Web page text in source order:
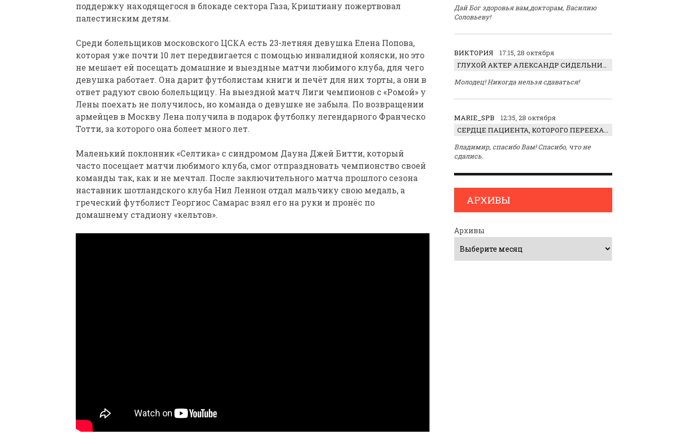
поддержку находящегося в блокаде сектора Газа, Криштиану пожертвовал
палестинским детям.
Среди болельщиков московского ЦСКА есть 23-летняя девушка Елена Попова,
которая уже почти 10 лет передвигается с помощью инвалидной коляски, но это
не мешает ей посещать домашние и выездные матчи любимого клуба, для чего
девушка работает. Она дарит футболистам книги и печёт для них торты, а они в
ответ радуют свою болельщицу. На выездной матч Лиги чемпионов с «Ромой» у
Лены поехать не получилось, но команда о девушке не забыла. По возвращении
армейцев в Москву Лена получила в подарок футболку легендарного Франческо
Тотти, за которого она болеет много лет.
Маленький поклонник «Селтика» с синдромом Дауна Джей Битти, который
часто посещает матчи любимого клуба, смог отпраздновать чемпионство своей
команды так, как и не мечтал. После заключительного матча прошлого сезона
наставник шотландского клуба Нил Леннон отдал мальчику свою медаль, а
греческий футболист Георгиос Самарас взял его на руки и пронёс по
домашнему стадиону «кельтов».
Дай Бог здоровья вам,докторам, Василию
Соловьеву!
ВИКТОРИЯ
17:15, 28 октября
ГЛУХОЙ АКТЕР АЛЕКСАНДР СИДЕЛЬНИКОВ: «С НАСЛАЖДЕНИЕМ ИГРАЛ ОТРИЦАТЕЛЬНОГО ГЕРОЯ!»
Молодец! Никогда нельзя сдаваться!
MARIE_SPB
12:35, 28 октября
СЕРДЦЕ ПАЦИЕНТА, КОТОРОГО ПЕРЕЕХАЛ ТРАКТОР, ОБНАРУЖИЛИ… В ЖИВОТЕ
Владимир, спасибо Вам! Спасибо, что не
сдались.
АРХИВЫ
Архивы